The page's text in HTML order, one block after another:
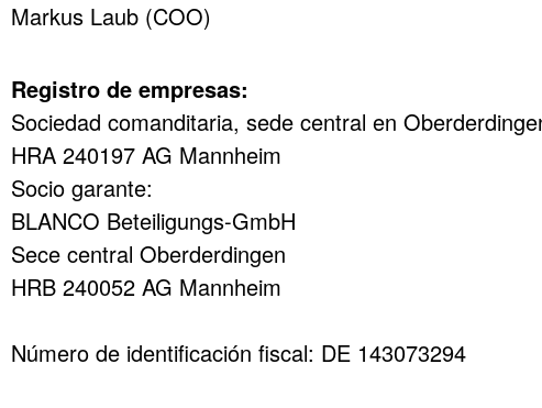
Markus Laub (COO)
Registro de empresas:
Sociedad comanditaria, sede central en
HRA 240197 AG Mannheim
Socio garante:
BLANCO Beteiligungs-GmbH
Sece central Oberderdingen
HRB 240052 AG Mannheim
Número de identificación fiscal: DE 143073294